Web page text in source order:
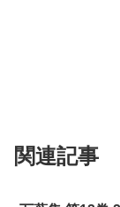
関連記事